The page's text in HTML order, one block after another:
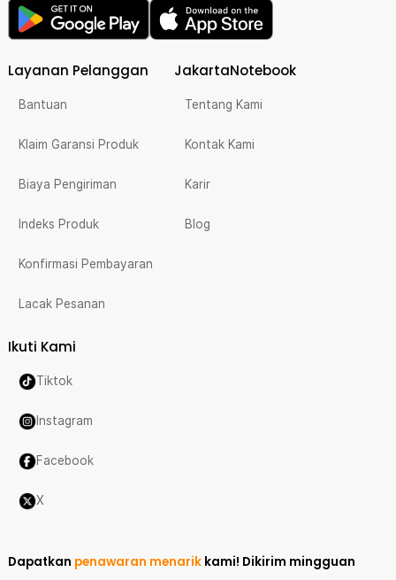
Layanan Pelanggan
Bantuan
Klaim Garansi Produk
Biaya Pengiriman
Indeks Produk
Konfirmasi Pembayaran
Lacak Pesanan
JakartaNotebook
Tentang Kami
Kontak Kami
Karir
Blog
Ikuti Kami
Tiktok
Instagram
Facebook
X
Dapatkan penawaran menarik kami! Dikirim mingguan